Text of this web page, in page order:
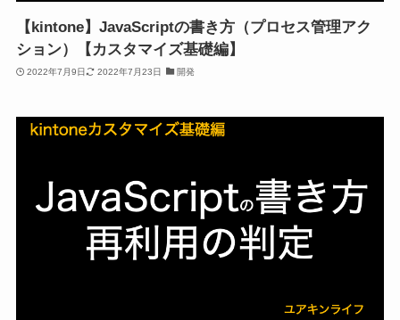
【kintone】JavaScriptの書き方（プロセス管理アク
ション）【カスタマイズ基礎編】
2022年7月9日 2022年7月23日 開発